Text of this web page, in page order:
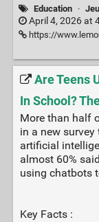
Education ·
April 4, 2026 at
https://www.lemonde.fr/campus/article/2026/
Are Teens
In School?
More than half
in a new survey
artificial
almost 60%
using chatbots
Key Facts :